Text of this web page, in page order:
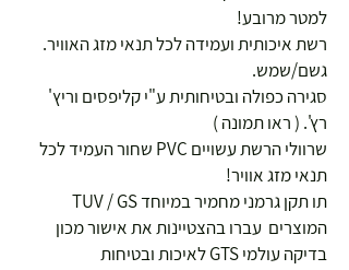
למטר מרובע!
רשת איכותית ועמידה לכל תנאי מזג האוויר.
גשם/שמש.
סגירה כפולה ובטיחותית ע"י קליפסים וריץ'
רץ'. ( ראו תמונה )
שרוולי הרשת עשויים PVC שחור העמיד לכל
תנאי מזג אוויר!
תו תקן גרמני מחמיר במיוחד TUV / GS
המוצרים עברו בהצטיינות את אישור מכון
בדיקה עולמי GTS לאיכות ובטיחות